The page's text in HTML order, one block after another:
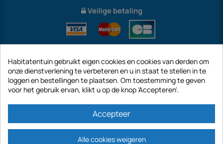
Veilige betaling
International
Habitatentuin gebruikt eigen cookies en cookies van derden om
onze dienstverlening te verbeteren en u in staat te stellen in te
loggen en bestellingen te plaatsen. Om toestemming te geven
voor het gebruik ervan, klikt u op de knop 'Accepteren'.
Accepteer
Alle cookies weigeren